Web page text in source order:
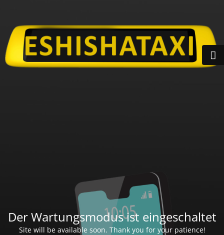
Der Wartungsmodus ist eingeschaltet
Site will be available soon. Thank you for your patience!